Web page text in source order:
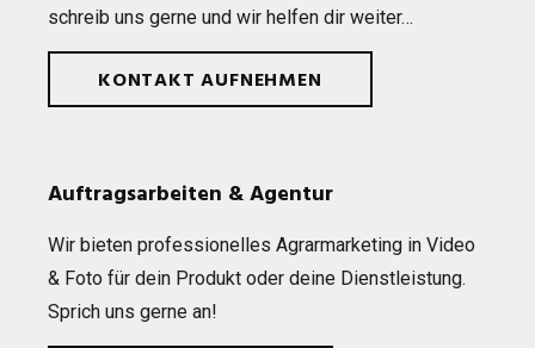
schreib uns gerne und wir hel­fen dir weiter…
KONTAKT AUFNEHMEN
Auftragsarbeiten & Agentur
Wir bie­ten pro­fes­sio­nel­les Agrar­mar­ke­ting in Video
& Foto für dein Pro­dukt oder deine Dienst­leis­tung.
Sprich uns gerne an!